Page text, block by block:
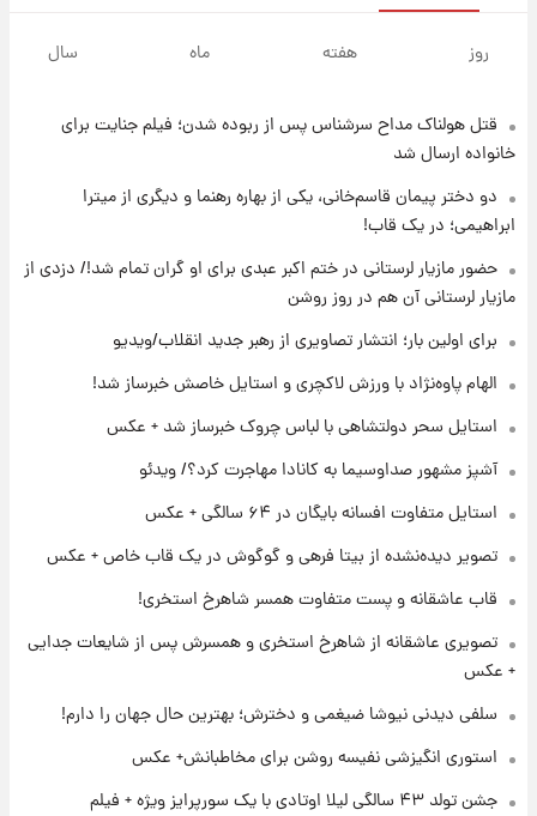
۱۹ ساعت پیش
لیونل مسی عزادار شد! + جزئیات
۲۳ ساعت پیش
لحظه برخورد رعد و برق به ساختمان مرکز تجارت
جهانی در آمریکا + فیلم
۲۳ ساعت پیش
برای اولین بار؛ انتشار تصاویری از رهبر جدید
انقلاب/ویدیو
تصاویر عمامه بستن به شیوه خاتمی/ویدیو
روز هفته ماه سال
قتل هولناک مداح سرشناس پس از ربوده شدن؛ فیلم جنایت برای
خانواده ارسال شد
دو دختر پیمان قاسم‌خانی، یکی از بهاره رهنما و دیگری از میترا
ابراهیمی؛ در یک قاب!
حضور مازیار لرستانی در ختم اکبر عبدی برای او گران تمام شد!/ دزدی از
مازیار لرستانی آن هم در روز روشن
برای اولین بار؛ انتشار تصاویری از رهبر جدید انقلاب/ویدیو
الهام پاوه‌نژاد با ورزش لاکچری و استایل خاصش خبرساز شد!
استایل سحر دولتشاهی با لباس چروک خبرساز شد + عکس
آشپز مشهور صداوسیما به کانادا مهاجرت کرد؟/ ویدئو
استایل متفاوت افسانه بایگان در ۶۴ سالگی + عکس
تصویر دیده‌نشده از بیتا فرهی و گوگوش در یک قاب خاص + عکس
قاب عاشقانه و پست متفاوت همسر شاهرخ استخری!
تصویری عاشقانه از شاهرخ استخری و همسرش پس از شایعات جدایی
+ عکس
سلفی دیدنی نیوشا ضیغمی و دخترش؛ بهترین حال جهان را دارم!
استوری انگیزشی نفیسه روشن برای مخاطبانش+ عکس
جشن تولد ۴۳ سالگی لیلا اوتادی با یک سورپرایز ویژه + فیلم